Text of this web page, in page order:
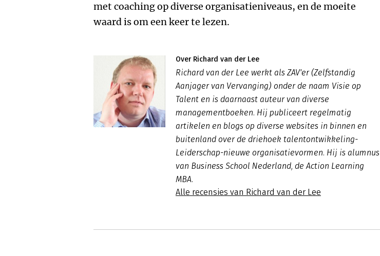
met coaching op diverse organisatieniveaus, en de moeite
waard is om een keer te lezen.
Over Richard van der Lee
Richard van der Lee werkt als ZAV'er (Zelfstandig
Aanjager van Vervanging) onder de naam Visie op
Talent en is daarnaast auteur van diverse
managementboeken. Hij publiceert regelmatig
artikelen en blogs op diverse websites in binnen en
buitenland over de driehoek talentontwikkeling-
Leiderschap-nieuwe organisatievormen. Hij is alumnus
van Business School Nederland, de Action Learning
MBA.
Alle recensies van Richard van der Lee